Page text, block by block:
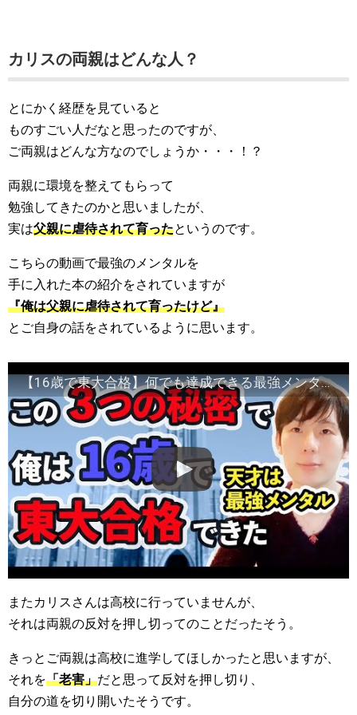
カリスの両親はどんな人？
とにかく経歴を見ていると
ものすごい人だなと思ったのですが、
ご両親はどんな方なのでしょうか・・・！？
両親に環境を整えてもらって
勉強してきたのかと思いましたが、
実は父親に虐待されて育ったというのです。
こちらの動画で最強のメンタルを
手に入れた本の紹介をされていますが
『俺は父親に虐待されて育ったけど』
とご自身の話をされているように思います。
【16歳で東大合格】何でも達成できる最強メンタルの秘密TOP3=三密
またカリスさんは高校に行っていませんが、
それは両親の反対を押し切ってのことだったそう。
きっとご両親は高校に進学してほしかったと思いますが、
それを「老害」だと思って反対を押し切り、
自分の道を切り開いたそうです。